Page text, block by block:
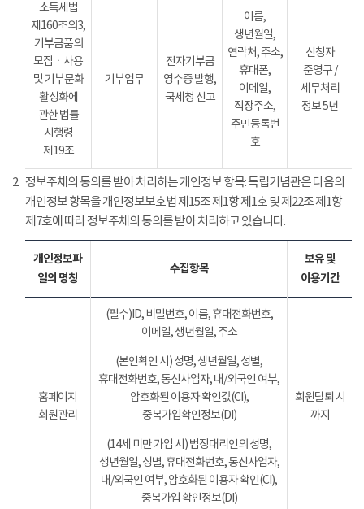
소득세법
제160조의3,
기부금품의
모집ㆍ사용
및 기부문화
활성화에
관한 법률
시행령
제19조
기부업무
전자기부금
영수증 발행,
국세청 신고
이름,
생년월일,
연락처, 주소,
휴대폰,
이메일,
직장주소,
주민등록번
호
신청자
준영구 /
세무처리
정보 5년
2 정보주체의 동의를 받아 처리하는 개인정보 항목: 독립기념관은 다음의
개인정보 항목을 개인정보보호법 제15조 제1항 제1호 및 제22조 제1항
제7호에 따라 정보주체의 동의를 받아 처리하고 있습니다.
개인정보파
일의 명칭
수집항목
보유 및
이용기간
홈페이지
회원관리
(필수)ID, 비밀번호, 이름, 휴대전화번호,
이메일, 생년월일, 주소
(본인확인 시) 성명, 생년월일, 성별,
휴대전화번호, 통신사업자, 내/외국인 여부,
암호화된 이용자 확인값(CI),
중복가입확인정보(DI)
(14세 미만 가입 시) 법정대리인의 성명,
생년월일, 성별, 휴대전화번호, 통신사업자,
내/외국인 여부, 암호화된 이용자 확인(CI),
중복가입 확인정보(DI)
회원탈퇴 시
까지